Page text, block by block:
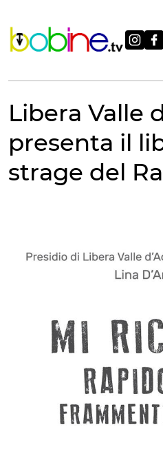
contenuto
Libera Valle
presenta il
strage del